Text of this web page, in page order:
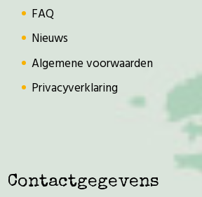
FAQ
Nieuws
Algemene voorwaarden
Privacyverklaring
Contactgegevens